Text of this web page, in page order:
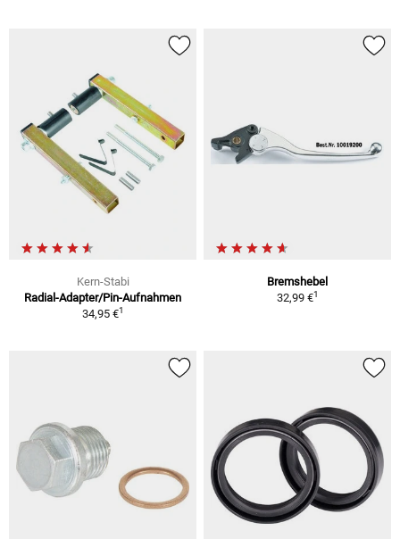
Kern-Stabi
Radial-Adapter/Pin-Aufnahmen
34,95 €1
Bremshebel
32,99 €1